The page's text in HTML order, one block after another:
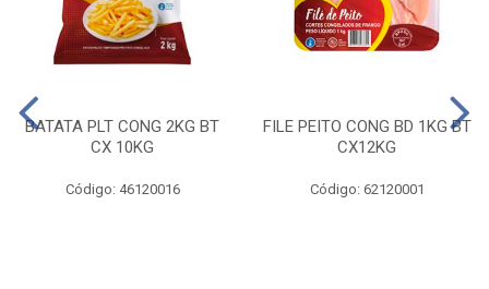
BATATA PLT CONG 2KG BT
CX 10KG
Código: 46120016
FILE PEITO CONG BD 1KG BT
CX12KG
Código: 62120001